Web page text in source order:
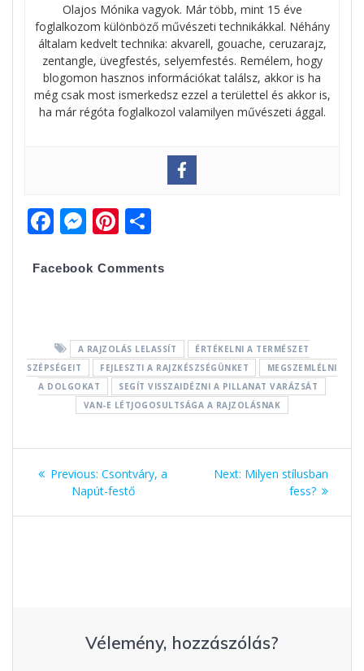
Olajos Mónika vagyok. Már több, mint 15 éve
foglalkozom különböző művészeti technikákkal. Néhány
általam kedvelt technika: akvarell, gouache, ceruzarajz,
zentangle, üvegfestés, selyemfestés. Remélem, hogy
blogomon hasznos információkat találsz, akkor is ha
még csak most ismerkedsz ezzel a területtel és akkor is,
ha már régóta foglalkozol valamilyen művészeti ággal.
F
e
o
k
M
ss
g
er
Pi
er za
g
Facebook Comments
A RAJZOLÁS LELASSÍT
ÉRTÉKELNI A TERMÉSZET
SZÉPSÉGEIT
FEJLESZTI A RAJZKÉSZSÉGÜNKET
MEGSZEMLÉLNI
A DOLGOKAT
SEGÍT VISSZAIDÉZNI A PILLANAT VARÁZSÁT
VAN-E LÉTJOGOSULTSÁGA A RAJZOLÁSNAK
Bejegyzés
navigáció
Previous: Previous
post:
Csontváry, a
Napút-festő
Next: Next
Milyen stílusban
fess?
Vélemény, hozzászólás?